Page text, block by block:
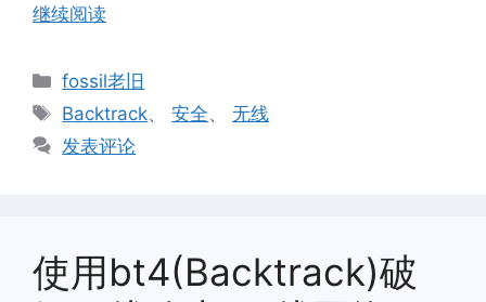
继续阅读
分
类
fossil老旧
标
签
Backtrack、安全、无线
发表评论
使用bt4(Backtrack)破